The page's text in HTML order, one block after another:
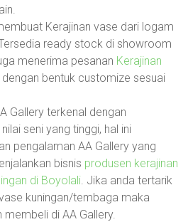
Kerajinan vase dari logam
ready stock di showroom
menerima pesanan Kerajinan
dengan bentuk customize sesuai
Gallery terkenal dengan
seni yang tinggi, hal ini
pengalaman AA Gallery yang
bisnis produsen kerajinan
di Boyolali. Jika anda tertarik
kuningan/tembaga maka
di AA Gallery.